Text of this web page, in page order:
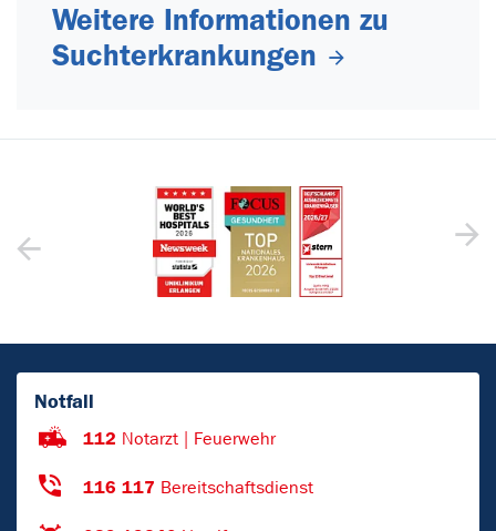
Weitere Informationen zu
Suchterkrankungen
Notfall
112 Notarzt | Feuerwehr
116 117 Bereitschaftsdienst